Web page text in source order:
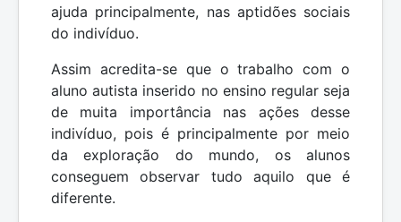
ajuda principalmente, nas aptidões sociais
do indivíduo.
Assim acredita-se que o trabalho com o
aluno autista inserido no ensino regular seja
de muita importância nas ações desse
indivíduo, pois é principalmente por meio
da exploração do mundo, os alunos
conseguem observar tudo aquilo que é
diferente.